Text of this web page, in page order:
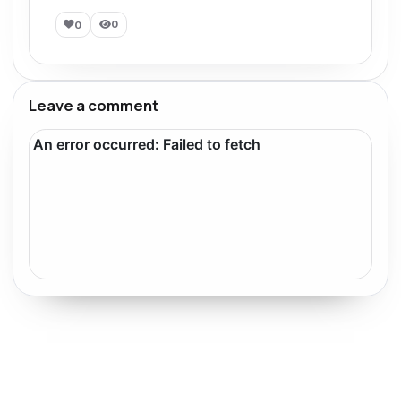
0 0
Leave a comment